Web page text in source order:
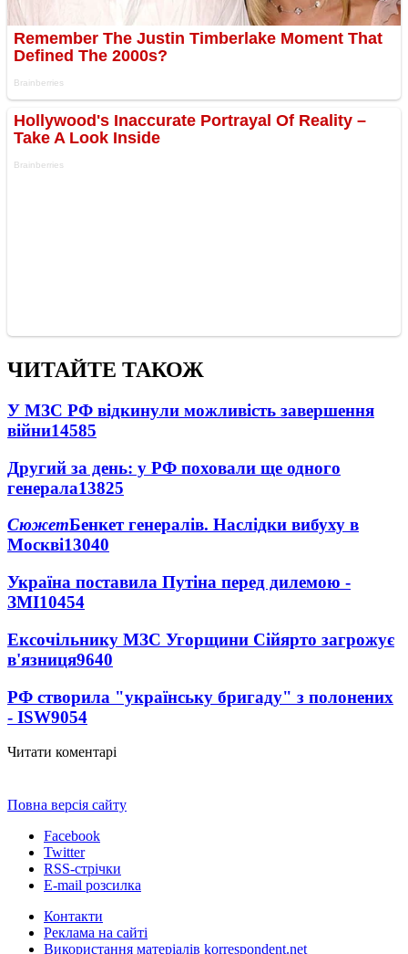
ЧИТАЙТЕ ТАКОЖ
У МЗС РФ відкинули можливість завершення
війни14585
Другий за день: у РФ поховали ще одного
генерала13825
СюжетБенкет генералів. Наслідки вибуху в
Москві13040
Україна поставила Путіна перед дилемою -
ЗМІ10454
Ексочільнику МЗС Угорщини Сійярто загрожує
в'язниця9640
РФ створила "українську бригаду" з полонених
- ISW9054
Читати коментарі
Повна версія сайту
Facebook
Twitter
RSS-стрічки
E-mail розсилка
Контакти
Реклама на сайті
Використання матеріалів korrespondent.net